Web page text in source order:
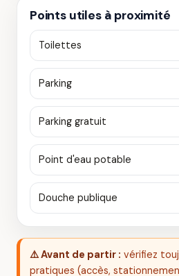
Points utiles à proximité
Toilettes
Parking
Parking gratuit
Point d'eau potable
Douche publique
⚠️ Avant de partir : vérifiez
pratiques (accès,